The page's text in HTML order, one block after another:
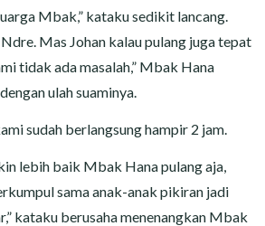
Mbak,” kataku sedikit lancang.
Mas Johan kalau pulang juga tepat
tidak ada masalah,” Mbak Hana
ulah suaminya.
sudah berlangsung hampir 2 jam.
lebih baik Mbak Hana pulang aja,
sama anak-anak pikiran jadi
kataku berusaha menenangkan Mbak